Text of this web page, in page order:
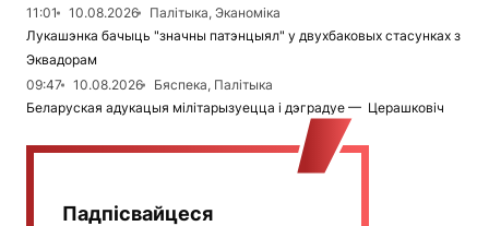
11:01
10.08.2026
Палітыка, Эканоміка
Лукашэнка бачыць "значны патэнцыял" у двухбаковых стасунках з
Эквадорам
09:47
10.08.2026
Бяспека, Палітыка
Беларуская адукацыя мілітарызуецца і дэградуе — Церашковіч
Падпісвайцеся